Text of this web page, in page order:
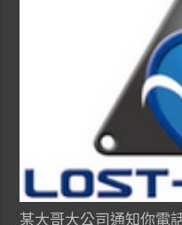
某大哥大公司通知你電